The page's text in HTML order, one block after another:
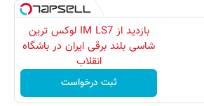
بازدید از IM LS7 لوکس ترین
شاسی بلند برقی ایران در باشگاه
انقلاب
ثبت درخواست